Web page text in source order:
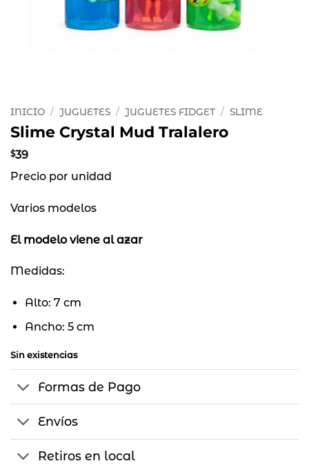
INICIO / JUGUETES / JUGUETES FIDGET / SLIME
Slime Crystal Mud Tralalero
$39
Precio por unidad
Varios modelos
El modelo viene al azar
Medidas:
Alto: 7 cm
Ancho: 5 cm
Sin existencias
Formas de Pago
Envíos
Retiros en local